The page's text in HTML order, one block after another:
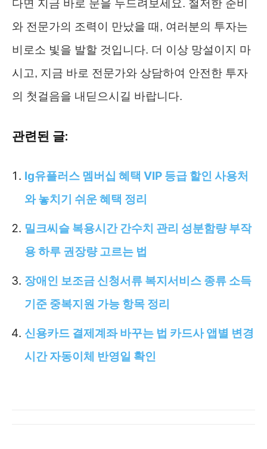
다면 지금 바로 문을 두드려보세요. 철저한 준비
와 전문가의 조력이 만났을 때, 여러분의 투자는
비로소 빛을 발할 것입니다. 더 이상 망설이지 마
시고, 지금 바로 전문가와 상담하여 안전한 투자
의 첫걸음을 내딛으시길 바랍니다.
관련된 글:
lg유플러스 멤버십 혜택 VIP 등급 할인 사용처
와 놓치기 쉬운 혜택 정리
밀크씨슬 복용시간 간수치 관리 성분함량 부작
용 하루 권장량 고르는 법
장애인 보조금 신청서류 복지서비스 종류 소득
기준 중복지원 가능 항목 정리
신용카드 결제계좌 바꾸는 법 카드사 앱별 변경
시간 자동이체 반영일 확인